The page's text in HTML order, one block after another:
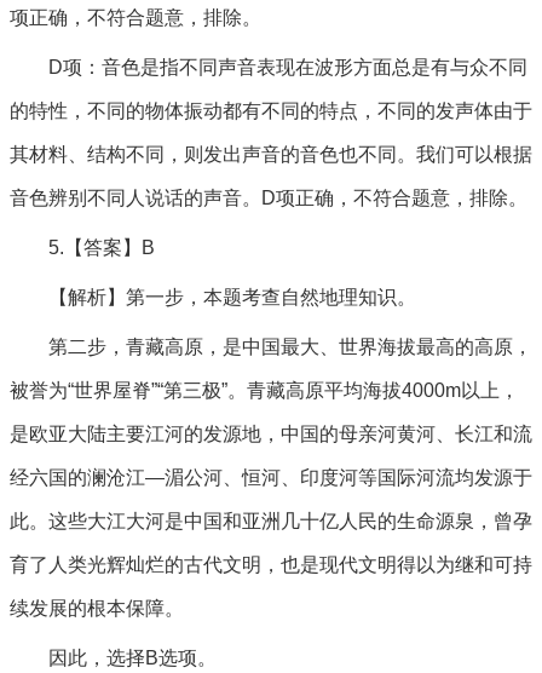
项正确，不符合题意，排除。
D项：音色是指不同声音表现在波形方面总是有与众不同
的特性，不同的物体振动都有不同的特点，不同的发声体由于
其材料、结构不同，则发出声音的音色也不同。我们可以根据
音色辨别不同人说话的声音。D项正确，不符合题意，排除。
5.【答案】B
【解析】第一步，本题考查自然地理知识。
第二步，青藏高原，是中国最大、世界海拔最高的高原，
被誉为“世界屋脊”“第三极”。青藏高原平均海拔4000m以上，
是欧亚大陆主要江河的发源地，中国的母亲河黄河、长江和流
经六国的澜沧江—湄公河、恒河、印度河等国际河流均发源于
此。这些大江大河是中国和亚洲几十亿人民的生命源泉，曾孕
育了人类光辉灿烂的古代文明，也是现代文明得以为继和可持
续发展的根本保障。
因此，选择B选项。